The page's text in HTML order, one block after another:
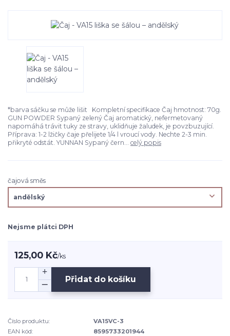
*barva sáčku se může lišit Kompletní specifikace Čaj hmotnost: 70g.
GUN POWDER Sypaný zelený Čaj aromatický, nefermetovaný
napomáhá trávit tuky ze stravy, uklidňuje žaludek, je povzbuzující.
Příprava: 1-2 lžičky čaje přelijete 1/4 l vroucí vody. Nechte 2-3 min.
přikryté odstát. YUNNAN Sypaný čern... celý popis
čajová směs
Nejsme plátci DPH
125,00 Kč/ks
Přidat do košíku
Číslo produktu:
VA15VC-3
EAN kód:
8595733201944